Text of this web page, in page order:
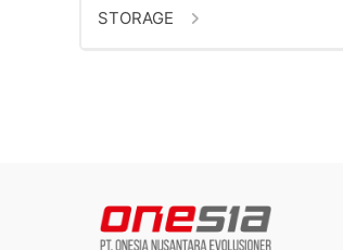
STORAGE